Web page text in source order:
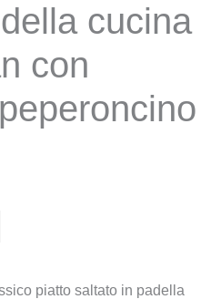
cucina
con
piatto saltato in padella